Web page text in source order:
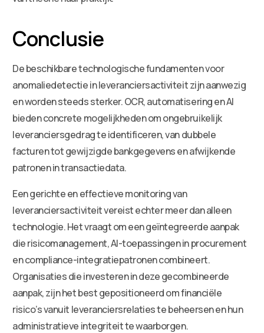
Conclusie
De beschikbare technologische fundamenten voor
anomaliedetectie in leveranciersactiviteit zijn aanwezig
en worden steeds sterker. OCR, automatisering en AI
bieden concrete mogelijkheden om ongebruikelijk
leveranciersgedrag te identificeren, van dubbele
facturen tot gewijzigde bankgegevens en afwijkende
patronen in transactiedata.
Een gerichte en effectieve monitoring van
leveranciersactiviteit vereist echter meer dan alleen
technologie. Het vraagt om een geïntegreerde aanpak
die risicomanagement, AI-toepassingen in procurement
en compliance-integratiepatronen combineert.
Organisaties die investeren in deze gecombineerde
aanpak, zijn het best gepositioneerd om financiële
risico’s vanuit leveranciersrelaties te beheersen en hun
administratieve integriteit te waarborgen.